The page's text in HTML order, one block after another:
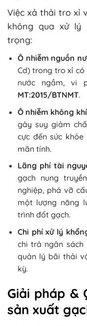
Việc xả thải tro xỉ
không qua xử lý
trọng:
Ô nhiễm nguồn
Cd) trong tro xỉ
nước ngầm, vi
MT:2015/BTNMT.
Ô nhiễm không
gây suy giảm
cực đến sức
mãn tính.
Lãng phí tài
gạch nung
nghiệp, phá vỡ
một lượng năng
trình đốt gạch.
Chi phí xử lý
chi trả ngân sách
quản lý bãi thải
kỳ.
Giải pháp &
sản xuất